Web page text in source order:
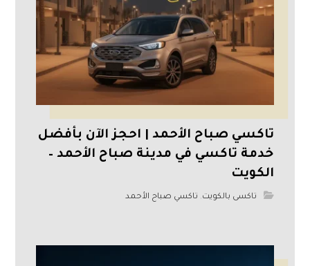
تاكسي صباح الأحمد | احجز الآن بأفضل
خدمة تاكسي في مدينة صباح الأحمد –
الكويت
تاكسى بالكويت, تاكسي صباح الأحمد